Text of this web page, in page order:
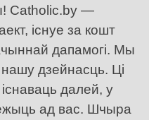
Catholic.by —
існуе за кошт
дапамогі. Мы
дзейнасць. Ці
далей, у
ад вас. Шчыра